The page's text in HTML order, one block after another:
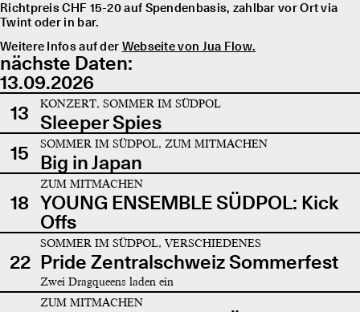
Richtpreis CHF 15-20 auf Spendenbasis, zahlbar vor Ort via
Twint oder in bar.
Weitere Infos auf der Webseite von Jua Flow.
nächste Daten:
13.09.2026
13
KONZERT, SOMMER IM SÜDPOL
Sleeper Spies
15
SOMMER IM SÜDPOL, ZUM MITMACHEN
Big in Japan
18
ZUM MITMACHEN
YOUNG ENSEMBLE SÜDPOL: Kick
Offs
22
SOMMER IM SÜDPOL, VERSCHIEDENES
Pride Zentralschweiz Sommerfest
Zwei Dragqueens laden ein
ZUM MITMACHEN